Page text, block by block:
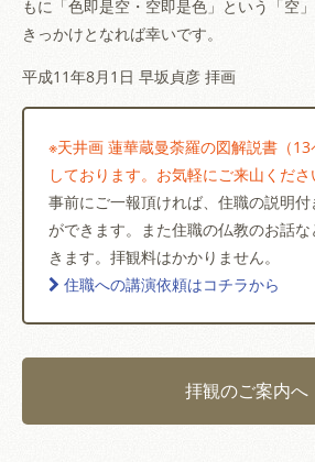
もに「色即是空・空即是色」という「空
きっかけとなれば幸いです。
平成11年8月1日 早坂貞彦 拝画
※天井画 蓮華蔵曼荼羅の図解説書（
しております。お気軽にご来山くださ
事前にご一報頂ければ、住職の説明付
ができます。また住職の仏教のお話
きます。拝観料はかかりません。
住職への講演依頼はコチラから
拝観のご案内へ